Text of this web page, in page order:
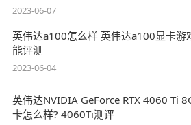
2023-06-07
英伟达a100怎么样 英伟达a100显卡游
能评测
2023-06-04
英伟达NVIDIA GeForce RTX 4060 Ti
卡怎么样? 4060Ti测评